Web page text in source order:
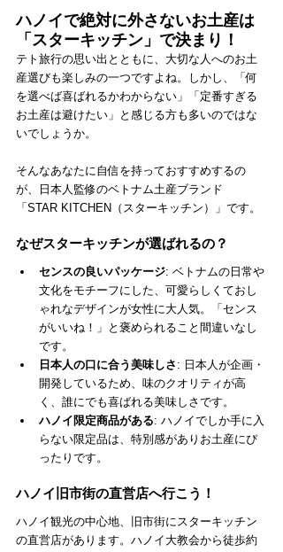
ハノイで絶対に外さないお土産は
「スターキッチン」で決まり！
テト旅行の思い出とともに、大切な人へのお土
産選びも楽しみの一つですよね。しかし、「何
を選べば喜ばれるかわからない」「定番すぎる
お土産は避けたい」と感じる方も多いのではな
いでしょうか。
そんなあなたに自信を持っておすすめするの
が、日本人監修のベトナム土産ブランド
「STAR KITCHEN（スターキッチン）」です。
なぜスターキッチンが選ばれるの？
センスの良いパッケージ: ベトナムの日常や
文化をモチーフにした、可愛らしくておし
ゃれなデザインが女性に大人気。「センス
がいいね！」と褒められること間違いなし
です。
日本人の口に合う美味しさ : 日本人が企画・
開発しているため、味のクオリティが高
く、誰にでも喜ばれる美味しさです。
ハノイ限定商品がある: ハノイでしか手に入
らない限定品は、特別感がありお土産にぴ
ったりです。
ハノイ旧市街の直営店へ行こう！
ハノイ観光の中心地、旧市街にスターキッチン
の直営店があります。ハノイ大教会から徒歩約